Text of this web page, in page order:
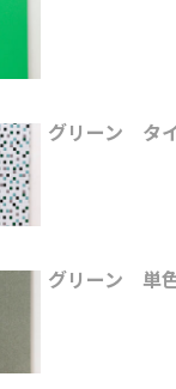
グリーン タ
グリーン 単